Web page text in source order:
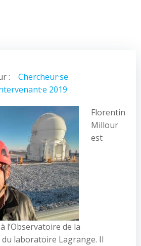
:
Chercheur·se
2019
Florentin
Millour
est
l’Observatoire de la
du laboratoire Lagrange. Il